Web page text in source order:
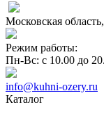
Московская
Режим работы:
Пн-Вс: с 10.00 до
info@kuhni-ozery.ru
Каталог